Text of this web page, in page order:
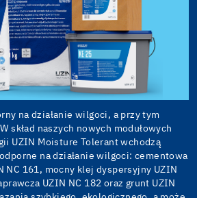
na działanie wilgoci, a przy tym
skład naszych nowych modułowych
UZIN Moisture Tolerant wchodzą
na działanie wilgoci: cementowa
NC 161, mocny klej dyspersyjny UZIN
UZIN NC 182 oraz grunt UZIN